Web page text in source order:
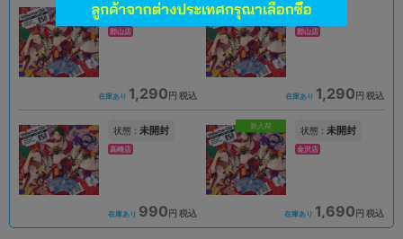
状態 :未開封
郡山店
在庫あり 1,290 円 税込
状態 :
郡山店
在庫あり 1,290 円 税込
状態 : 未開封
高崎店
在庫あり 990 円 税込
新入荷 状態 : 未開封
金沢店
在庫あり 1,690 円 税込